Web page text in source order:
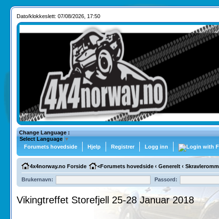
Dato/klokkeslett: 07/08/2026, 17:50
Change Language :
Select Language ▼
Forumets hovedside
Hjelp Registrer Logg inn
4x4norway.no Forside <Forumets hovedside ‹ Generelt ‹
Brukernavn: Passord:
Vikingtreffet Storefjell 25-28 Januar 2018